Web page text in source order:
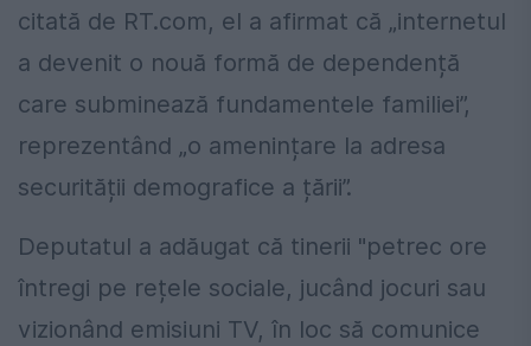
citată de RT.com, el a afirmat că „internetul
a devenit o nouă formă de dependență
care subminează fundamentele familiei”,
reprezentând „o amenințare la adresa
securității demografice a țării”.
Deputatul a adăugat că tinerii "petrec ore
întregi pe rețele sociale, jucând jocuri sau
vizionând emisiuni TV, în loc să comunice